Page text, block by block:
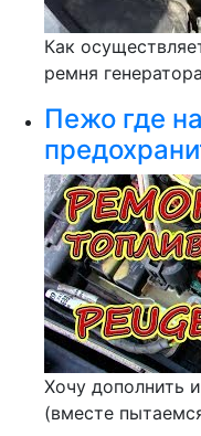
Как
ремня
Пежо где
Хочу дополнить
(вместе